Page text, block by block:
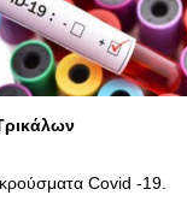
Covid -19.